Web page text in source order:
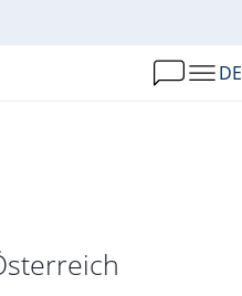
DE